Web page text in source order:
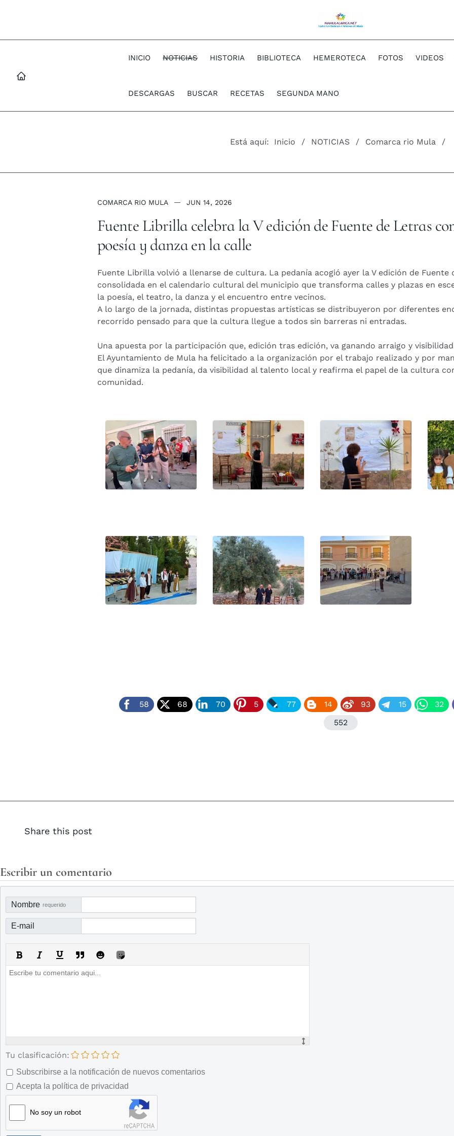
INICIO NOTICIAS HISTORIA BIBLIOTECA HEMEROTECA FOTOS VIDEOS
DESCARGAS BUSCAR RECETAS SEGUNDA MANO
Está aquí: Inicio NOTICIAS Comarca rio Mula
COMARCA RIO MULA JUN 14, 2026
Fuente Librilla celebra la V edición de Fuente de Letras
poesía y danza en la calle
Fuente Librilla volvió a llenarse de cultura. La pedanía acogió ayer la V edición de Fuente
consolidada en el calendario cultural del municipio que transforma calles y plazas en
la poesía, el teatro, la danza y el encuentro entre vecinos.
A lo largo de la jornada, distintas propuestas artísticas se distribuyeron por diferentes
recorrido pensado para que la cultura llegue a todos sin barreras ni entradas.
Una apuesta por la participación que, edición tras edición, va ganando arraigo y
El Ayuntamiento de Mula ha felicitado a la organización por el trabajo realizado y por
que dinamiza la pedanía, da visibilidad al talento local y reafirma el papel de la cultura
comunidad.
58 68 70 5 77 14 93 15 32
552
Share this post
Escribir un comentario
Nombre requerido
E-mail
Tu clasificación:
Subscribirse a la notificación de nuevos comentarios
Acepta la política de privacidad
No soy un robot